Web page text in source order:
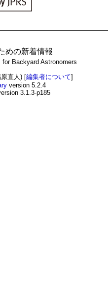
めの新着情報
Backyard Astronomers
直人) [編集者について]
version 5.2.4
3.1.3-p185